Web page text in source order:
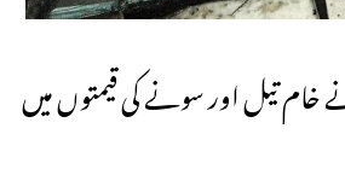
تیل اور سونے کی قیمتوں میں